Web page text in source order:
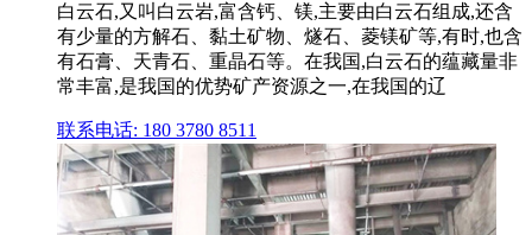
白云石,又叫白云岩,富含钙、镁,主要由白云石组成,还含
有少量的方解石、黏土矿物、燧石、菱镁矿等,有时,也含
有石膏、天青石、重晶石等。在我国,白云石的蕴藏量非
常丰富,是我国的优势矿产资源之一,在我国的辽
联系电话: 180 3780 8511